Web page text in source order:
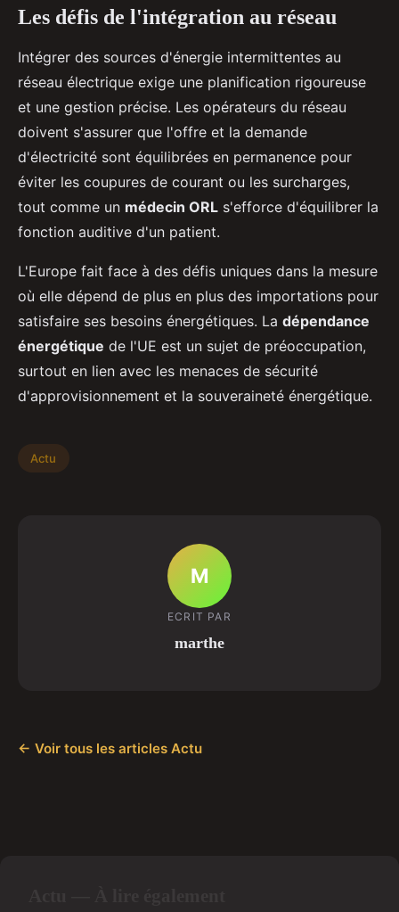
Les défis de l'intégration au réseau
Intégrer des sources d'énergie intermittentes au
réseau électrique exige une planification rigoureuse
et une gestion précise. Les opérateurs du réseau
doivent s'assurer que l'offre et la demande
d'électricité sont équilibrées en permanence pour
éviter les coupures de courant ou les surcharges,
tout comme un médecin ORL s'efforce d'équilibrer la
fonction auditive d'un patient.
L'Europe fait face à des défis uniques dans la mesure
où elle dépend de plus en plus des importations pour
satisfaire ses besoins énergétiques. La dépendance
énergétique de l'UE est un sujet de préoccupation,
surtout en lien avec les menaces de sécurité
d'approvisionnement et la souveraineté énergétique.
Actu
M
ECRIT PAR
marthe
← Voir tous les articles Actu